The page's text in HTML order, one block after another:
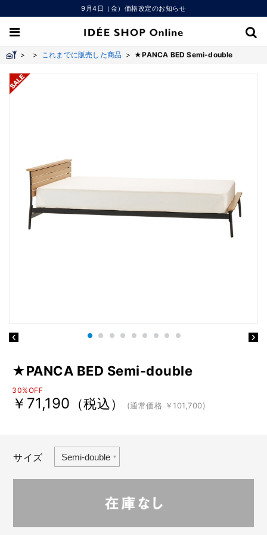
9月4日（金）価格改定のお知らせ
> > これまでに販売した商品 > ★PANCA BED Semi-double
★PANCA BED Semi-double
30%OFF
￥71,190 （税込） (通常価格 ￥101,700)
サイズ